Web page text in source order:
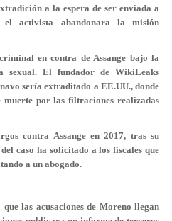
a la espera de ser enviada a
activista abandonara la misión
en contra de Assange bajo la
sexual. El fundador de WikiLeaks
sería extraditado a EE.UU., donde
muertepor las filtraciones realizadas
contra Assange en 2017, tras su
caso ha solicitado a los fiscales que
a un abogado.
las acusaciones de Moreno llegan